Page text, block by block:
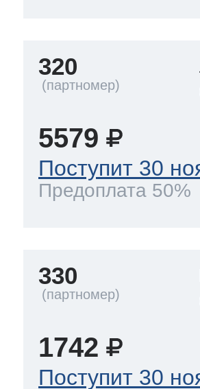
320
5579
Поступит 30
Предоплата 50%
330
1742
Поступит 30